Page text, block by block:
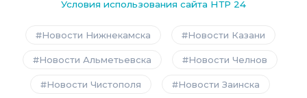
Условия использования сайта НТР 24
Новости Нижнекамска Новости Казани
Новости Альметьевска Новости Челнов
Новости Чистополя Новости Заинска